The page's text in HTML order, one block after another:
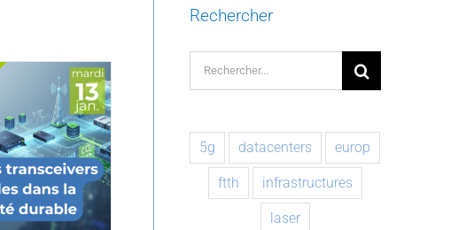
Rechercher
Rechercher:
5g datacenters europ
ftth infrastructures
laser